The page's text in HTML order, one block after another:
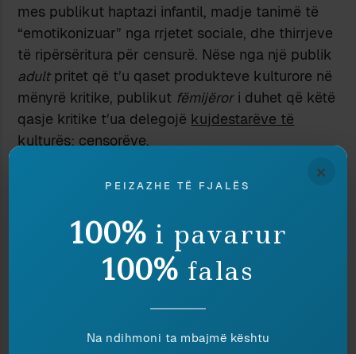
mes publikut haptazi infantil, madje tanimë të
“emotikonizuar” nga rrjetet sociale, dhe thirrjeve
të ripërsëritura për censurë. Nëse nga një publik
adultpritet që t’u qaset produkteve kulturore në
mënyrë kritike, publikut fëmijërori duhet që këtë
qasje kritike t’ua delegojë kujdestarëve të
kulturës: censorëve.
të rezervuara.
In "Totalitarizëm"
9 March 2015
×
PEIZAZHE TË FJALËS
100% i pavarur
100% falas
Na ndihmoni ta mbajmë kështu